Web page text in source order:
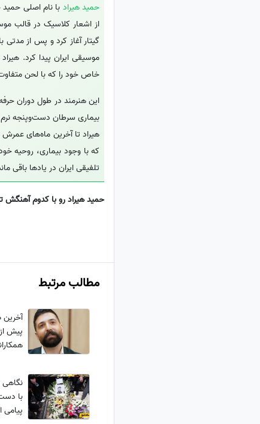
حمید هیراد
از اشعار کلاسیک در قالب
گیتار آغاز کرد و پس از
موسیقی ایران پیدا کرد.
خاص خود را که با لحن
این هنرمند در طول دوران
بیماری سرطان دست‌وپنجه
هیراد تا آخرین ماه‌های
تلفیقی ایران در یادها باقی
حمید هیراد رو با کدوم آهنگش
مطالب مرتبط
پیش
با